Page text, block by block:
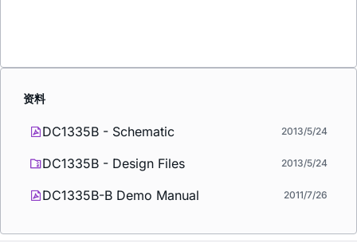
资料
DC1335B - Schematic 2013/5/24
DC1335B - Design Files 2013/5/24
DC1335B-B Demo Manual 2011/7/26